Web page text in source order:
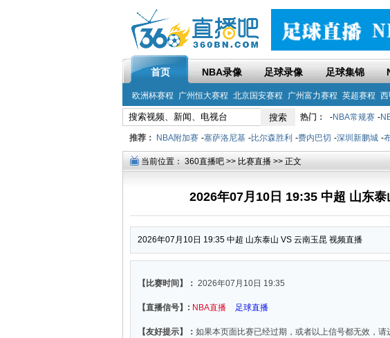
首页 NBA录像 足球录像 足球集锦
欧洲杯赛程 广州恒大赛程 北京国安赛程 广州富力赛程 英超赛程 西
热门： -NBA常规赛 -
推荐： NBA附加赛 -塞萨洛尼基 -比尔森胜利 -费内巴切 -深圳新鹏城 -
当前位置： 360直播吧 >> 比赛直播 >> 正文
2026年07月10日 19:35 中超 山东
2026年07月10日 19:35 中超 山东泰山 VS 云南玉昆 视频直播
【比赛时间】： 2026年07月10日 19:35
【直播信号】: NBA直播 足球直播
【友好提示】： 如果本页面比赛已经过期，或者以上信号都无效，请